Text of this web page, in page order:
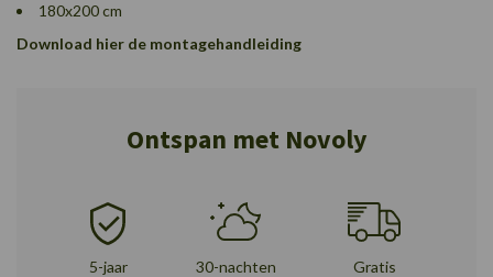
180x200 cm
Download hier de montagehandleiding
Ontspan met Novoly
5-jaar
30-nachten
Gratis